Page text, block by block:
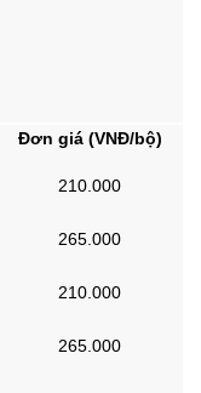
Đơn giá (VNĐ/bộ)
210.000
265.000
210.000
265.000